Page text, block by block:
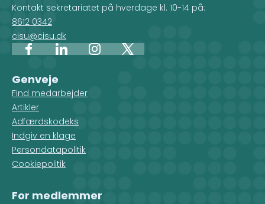
Kontakt sekretariatet på hverdage kl. 10-14 på:
8612 0342
cisu@cisu.dk
FacebookLinkedInInstagram
X
Genveje
Find medarbejder
Artikler
Adfærdskodeks
Indgiv en klage
Persondatapolitik
Cookiepolitik
For medlemmer